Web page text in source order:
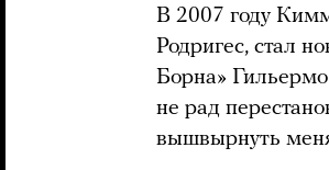
В 2007 году
Родригес, стал
Борна»
не рад
вышвырнуть